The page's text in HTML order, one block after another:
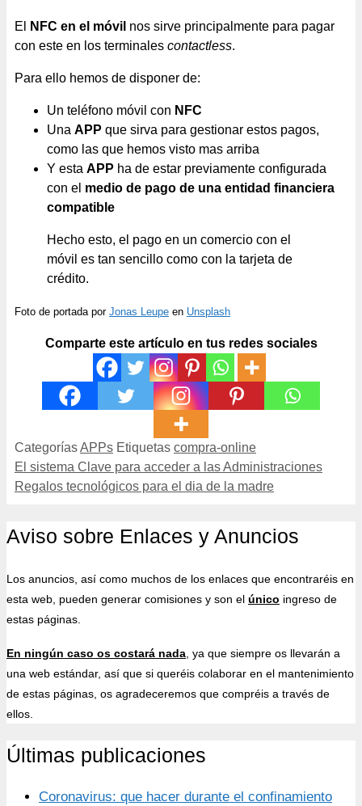
El NFC en el móvil nos sirve principalmente para pagar
con este en los terminales contactless.
Para ello hemos de disponer de:
Un teléfono móvil con NFC
Una APP que sirva para gestionar estos pagos,
como las que hemos visto mas arriba
Y esta APP ha de estar previamente configurada
con el medio de pago de una entidad financiera
compatible
Hecho esto, el pago en un comercio con el
móvil es tan sencillo como con la tarjeta de
crédito.
Foto de portada por Jonas Leupe en Unsplash
Comparte este artículo en tus redes sociales
CategoríasAPPs Etiquetas compra-online
El sistema Clave para acceder a las Administraciones
Regalos tecnológicos para el dia de la madre
Aviso sobre Enlaces y Anuncios
Los anuncios, así como muchos de los enlaces que encontraréis en
esta web, pueden generar comisiones y son el único ingreso de
estas páginas.
En ningún caso os costará nada , ya que siempre os llevarán a
una web estándar, así que si queréis colaborar en el mantenimiento
de estas páginas, os agradeceremos que compréis a través de
ellos.
Últimas publicaciones
Coronavirus: que hacer durante el confinamiento